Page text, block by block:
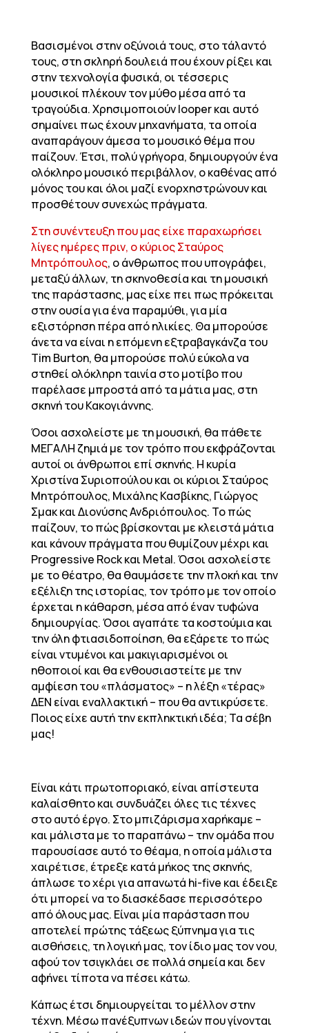
Βασισμένοι στην οξύνοιά τους, στο τάλαντό
τους, στη σκληρή δουλειά που έχουν ρίξει και
στην τεχνολογία φυσικά, οι τέσσερις
μουσικοί πλέκουν τον μύθο μέσα από τα
τραγούδια. Χρησιμοποιούν looper και αυτό
σημαίνει πως έχουν μηχανήματα, τα οποία
αναπαράγουν άμεσα το μουσικό θέμα που
παίζουν. Έτσι, πολύ γρήγορα, δημιουργούν ένα
ολόκληρο μουσικό περιβάλλον, ο καθένας από
μόνος του και όλοι μαζί ενορχηστρώνουν και
προσθέτουν συνεχώς πράγματα.
Στη συνέντευξη που μας είχε παραχωρήσει
λίγες ημέρες πριν, ο κύριος Σταύρος
Μητρόπουλος, ο άνθρωπος που υπογράφει,
μεταξύ άλλων, τη σκηνοθεσία και τη μουσική
της παράστασης, μας είχε πει πως πρόκειται
στην ουσία για ένα παραμύθι, για μία
εξιστόρηση πέρα από ηλικίες. Θα μπορούσε
άνετα να είναι η επόμενη εξτραβαγκάνζα του
Tim Burton, θα μπορούσε πολύ εύκολα να
στηθεί ολόκληρη ταινία στο μοτίβο που
παρέλασε μπροστά από τα μάτια μας, στη
σκηνή του Κακογιάννης.
Όσοι ασχολείστε με τη μουσική, θα πάθετε
ΜΕΓΑΛΗ ζημιά με τον τρόπο που εκφράζονται
αυτοί οι άνθρωποι επί σκηνής. Η κυρία
Χριστίνα Συριοπούλου και οι κύριοι Σταύρος
Μητρόπουλος, Μιχάλης Κασβίκης, Γιώργος
Σμακ και Διονύσης Ανδριόπουλος. Το πώς
παίζουν, το πώς βρίσκονται με κλειστά μάτια
και κάνουν πράγματα που θυμίζουν μέχρι και
Progressive Rock και Metal. Όσοι ασχολείστε
με το θέατρο, θα θαυμάσετε την πλοκή και την
εξέλιξη της ιστορίας, τον τρόπο με τον οποίο
έρχεται η κάθαρση, μέσα από έναν τυφώνα
δημιουργίας. Όσοι αγαπάτε τα κοστούμια και
την όλη φτιασιδοποίηση, θα εξάρετε το πώς
είναι ντυμένοι και μακιγιαρισμένοι οι
ηθοποιοί και θα ενθουσιαστείτε με την
αμφίεση του «πλάσματος» – η λέξη «τέρας»
ΔΕΝ είναι εναλλακτική – που θα αντικρύσετε.
Ποιος είχε αυτή την εκπληκτική ιδέα; Τα σέβη
μας!
Είναι κάτι πρωτοποριακό, είναι απίστευτα
καλαίσθητο και συνδυάζει όλες τις τέχνες
στο αυτό έργο. Στο μπιζάρισμα χαρήκαμε –
και μάλιστα με το παραπάνω – την ομάδα που
παρουσίασε αυτό το θέαμα, η οποία μάλιστα
χαιρέτισε, έτρεξε κατά μήκος της σκηνής,
άπλωσε το χέρι για απανωτά hi-five και έδειξε
ότι μπορεί να το διασκέδασε περισσότερο
από όλους μας. Είναι μία παράσταση που
αποτελεί πρώτης τάξεως ξύπνημα για τις
αισθήσεις, τη λογική μας, τον ίδιο μας τον νου,
αφού τον τσιγκλάει σε πολλά σημεία και δεν
αφήνει τίποτα να πέσει κάτω.
Κάπως έτσι δημιουργείται το μέλλον στην
τέχνη. Μέσω πανέξυπνων ιδεών που γίνονται